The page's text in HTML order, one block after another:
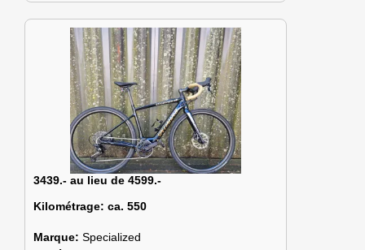
3439.- au lieu de 4599.-
Kilométrage: ca. 550
Marque: Specialized